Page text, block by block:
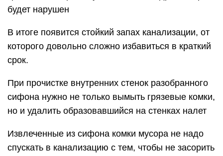
будет нарушен
В итоге появится стойкий запах канализации, от
которого довольно сложно избавиться в краткий
срок.
При прочистке внутренних стенок разобранного
сифона нужно не только вымыть грязевые комки,
но и удалить образовавшийся на стенках налет
Извлеченные из сифона комки мусора не надо
спускать в канализацию с тем, чтобы не засорить